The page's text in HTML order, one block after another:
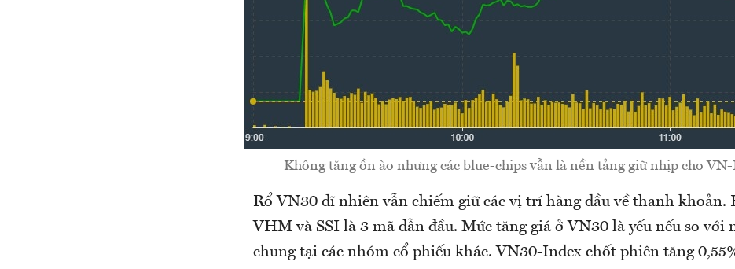
Không tăng ồn ào nhưng các blue-chips vẫn là nền tảng giữ nhịp cho
Rổ VN30 dĩ nhiên vẫn chiếm giữ các vị trí hàng đầu về thanh khoản.
VHM và SSI là 3 mã dẫn đầu. Mức tăng giá ở VN30 là yếu nếu so với
chung tại các nhóm cổ phiếu khác. VN30-Index chốt phiên tăng